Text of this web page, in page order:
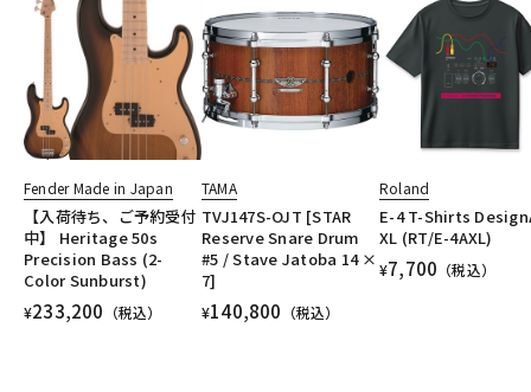
Fender Made in Japan
【入荷待ち、ご予約受付
中】 Heritage 50s
Precision Bass (2-
Color Sunburst)
¥233,200 （税込）
TAMA
TVJ147S-OJT [STAR
Reserve Snare Drum
#5 / Stave Jatoba 14 ×
7]
¥140,800 （税込）
Roland
E-4 T-Shirts
XL (RT/E-4AXL)
¥7,700 （税込）